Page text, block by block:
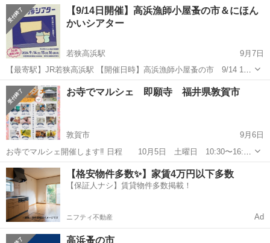
【9/14日開催】高浜漁師小屋蚤の市＆にほん
かいシアター
若狭高浜駅
9月7日
【最寄駅】JR若狭高浜駅 【開催日時】高浜漁師小屋蚤の市 9/14 11
時-18時 にほん海シアター 9/14-9/16 11時21時 【開催地】
福井県大飯郡高浜町事代1-104 若狭高浜漁協(旧漁...
福井 大飯郡 若狭高浜駅 フリーマーケット 蚤の市
お寺でマルシェ 即願寺 福井県敦賀市
敦賀市
9月6日
お寺でマルシェ開催します‼️ 日程 10月5日 土曜日 10:30〜16:00
場所 即願寺 福井県敦賀市川北20-1 0770-23-6707
出店内容 ★雑貨販売 ★飲食販売 ...
福井 敦賀市 フリーマーケット お寺
【格安物件多数✨】家賃4万円以下多数
【保証人ナシ】賃貸物件多数掲載！
ニフティ不動産 Ad
高浜蚤の市